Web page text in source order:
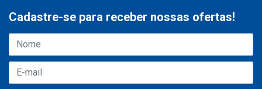
Cadastre-se para receber nossas ofertas!